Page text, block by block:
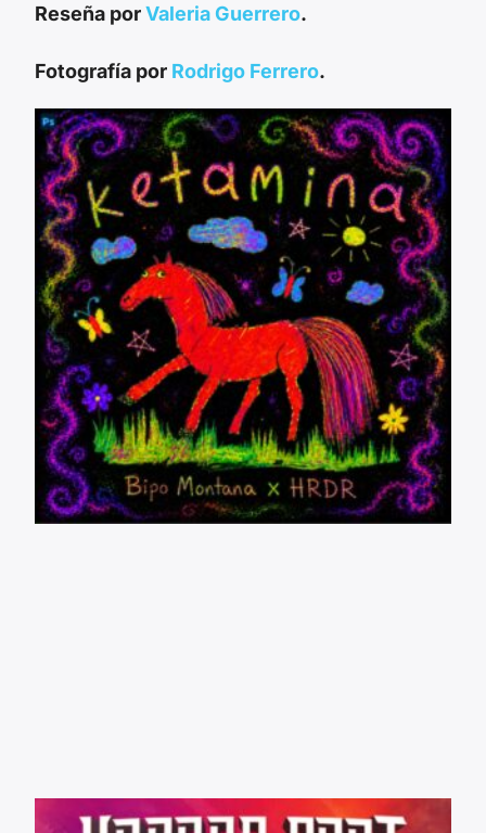
Reseña porValeria Guerrero.
Fotografía por Rodrigo Ferrero.